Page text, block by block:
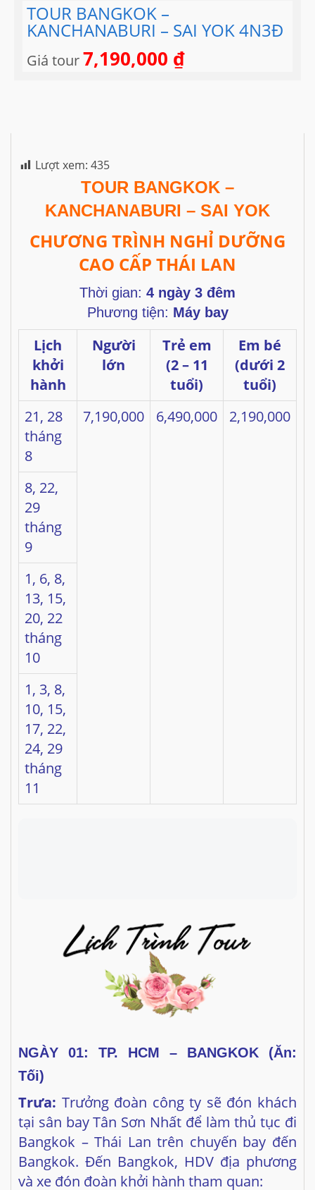
TOUR BANGKOK –
KANCHANABURI – SAI YOK 4N3Đ
Giá tour7,190,000 ₫
Lượt xem: 435
TOUR BANGKOK –
KANCHANABURI – SAI YOK
CHƯƠNG TRÌNH NGHỈ DƯỠNG
CAO CẤP THÁI LAN
Thời gian: 4 ngày 3 đêm
Phương tiện: Máy bay
Lịch
khởi
hành
Người
lớn
Trẻ em
(2 – 11
tuổi)
Em bé
(dưới 2
tuổi)
21, 28
tháng
8
7,190,000 6,490,000 2,190,000
8, 22,
29
tháng
9
1, 6, 8,
13, 15,
20, 22
tháng
10
1, 3, 8,
10, 15,
17, 22,
24, 29
tháng
11
01: TP. HCM – BANGKOK (Ăn:
Tối)
Trưa:
Trưởng đoàn công ty sẽ đón khách
tại sân bay Tân Sơn Nhất để làm thủ tục đi
Bangkok – Thái Lan trên chuyến bay đến
Bangkok. Đến Bangkok, HDV địa phương
và xe đón đoàn khởi hành tham quan:
Viếng “Phật Bốn Mặt” linh thiêng nhất tại
Thái Lan ngay trung tâm Bangkok